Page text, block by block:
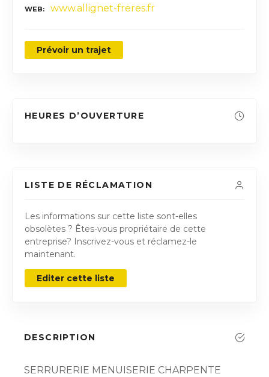
WEB www.allignet-freres.fr
Prévoir un trajet
HEURES D’OUVERTURE
LISTE DE RÉCLAMATION
Les informations sur cette liste sont-elles
obsolètes ? Êtes-vous propriétaire de cette
entreprise? Inscrivez-vous et réclamez-le
maintenant.
Editer cette liste
DESCRIPTION
SERRURERIE MENUISERIE CHARPENTE